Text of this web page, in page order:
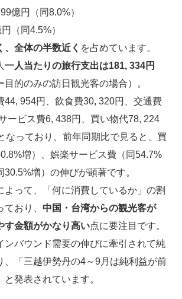
円（同8.0%）
（同4.5%）
、全体の半数近く を占めています。
一人当たりの旅行支出は181, 334円
目的のみの訪日観光客の場合）。
44, 954円、飲食費30, 320円、交通費
ービス費6, 438円、買い物代78, 224
なっており、前年同期比で見ると、買
増）、娯楽サービス費（同54.7%
増）の伸びが顕著です。
よって、「何に消費しているか」の割
おり、 中国・台湾からの観光客が
す金額がかなり高い点に要注目です。
ンバウンド需要の伸びに牽引されて純
、「三越伊勢丹の4～9月は純利益が前
発表されています。